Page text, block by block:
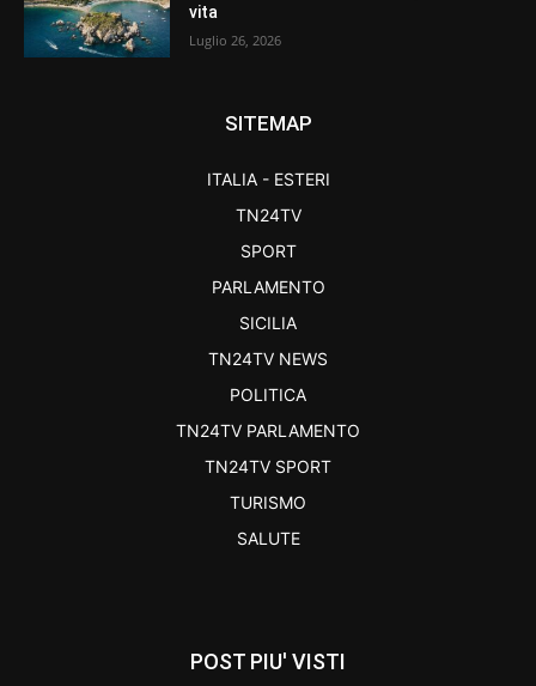
vita
Luglio 26, 2026
SITEMAP
ITALIA - ESTERI
TN24TV
SPORT
PARLAMENTO
SICILIA
TN24TV NEWS
POLITICA
TN24TV PARLAMENTO
TN24TV SPORT
TURISMO
SALUTE
POST PIU' VISTI